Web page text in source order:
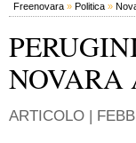
Freenovara » Politica »
NOVARA
ARTICOLO |